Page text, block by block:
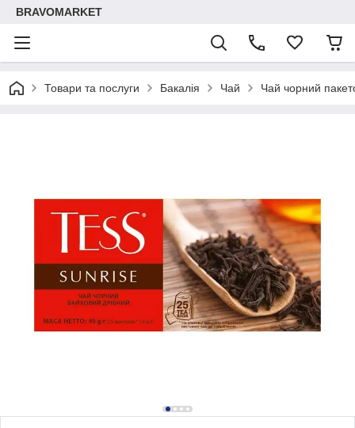
BRAVOMARKET
Товари та послуги Бакалія Чай Чай чорний